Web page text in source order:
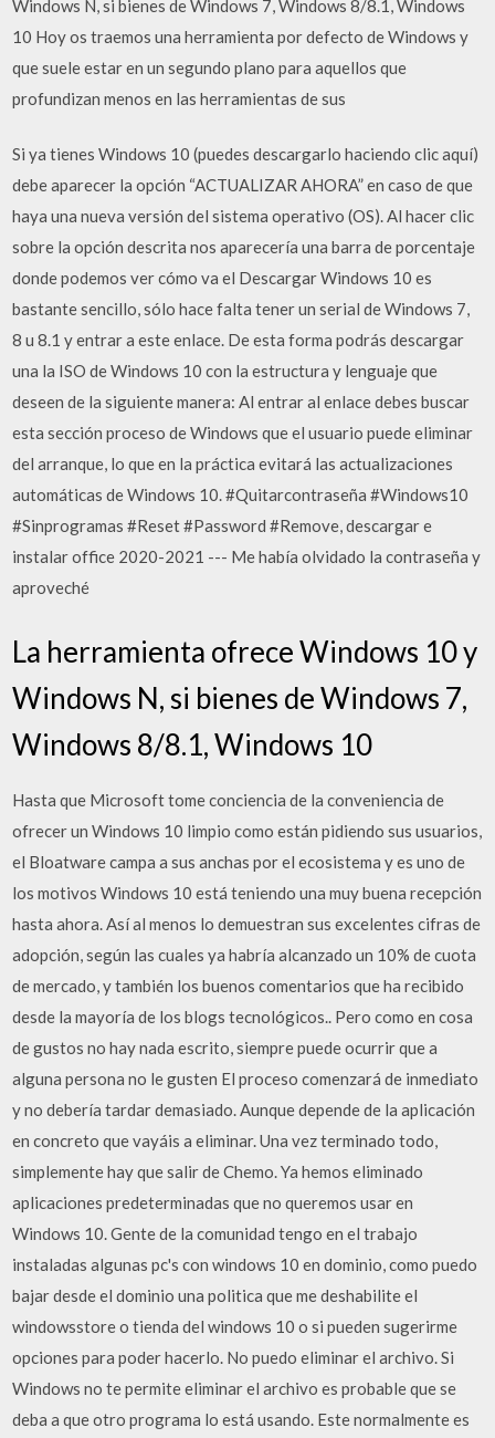
Windows N, si bienes de Windows 7, Windows 8/8.1, Windows
10 Hoy os traemos una herramienta por defecto de Windows y
que suele estar en un segundo plano para aquellos que
profundizan menos en las herramientas de sus
Si ya tienes Windows 10 (puedes descargarlo haciendo clic aquí)
debe aparecer la opción “ACTUALIZAR AHORA” en caso de que
haya una nueva versión del sistema operativo (OS). Al hacer clic
sobre la opción descrita nos aparecería una barra de porcentaje
donde podemos ver cómo va el Descargar Windows 10 es
bastante sencillo, sólo hace falta tener un serial de Windows 7,
8 u 8.1 y entrar a este enlace. De esta forma podrás descargar
una la ISO de Windows 10 con la estructura y lenguaje que
deseen de la siguiente manera: Al entrar al enlace debes buscar
esta sección proceso de Windows que el usuario puede eliminar
del arranque, lo que en la práctica evitará las actualizaciones
automáticas de Windows 10. #Quitarcontraseña #Windows10
#Sinprogramas #Reset #Password #Remove, descargar e
instalar office 2020-2021 --- Me había olvidado la contraseña y
aproveché
La herramienta ofrece Windows 10 y
Windows N, si bienes de Windows 7,
Windows 8/8.1, Windows 10
Hasta que Microsoft tome conciencia de la conveniencia de
ofrecer un Windows 10 limpio como están pidiendo sus usuarios,
el Bloatware campa a sus anchas por el ecosistema y es uno de
los motivos Windows 10 está teniendo una muy buena recepción
hasta ahora. Así al menos lo demuestran sus excelentes cifras de
adopción, según las cuales ya habría alcanzado un 10% de cuota
de mercado, y también los buenos comentarios que ha recibido
desde la mayoría de los blogs tecnológicos.. Pero como en cosa
de gustos no hay nada escrito, siempre puede ocurrir que a
alguna persona no le gusten El proceso comenzará de inmediato
y no debería tardar demasiado. Aunque depende de la aplicación
en concreto que vayáis a eliminar. Una vez terminado todo,
simplemente hay que salir de Chemo. Ya hemos eliminado
aplicaciones predeterminadas que no queremos usar en
Windows 10. Gente de la comunidad tengo en el trabajo
instaladas algunas pc's con windows 10 en dominio, como puedo
bajar desde el dominio una politica que me deshabilite el
windowsstore o tienda del windows 10 o si pueden sugerirme
opciones para poder hacerlo. No puedo eliminar el archivo. Si
Windows no te permite eliminar el archivo es probable que se
deba a que otro programa lo está usando. Este normalmente es